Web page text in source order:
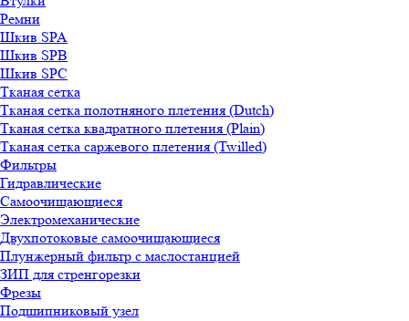
Ремни
Шкив SPA
Шкив SPB
Шкив SPC
Тканая сетка
Тканая сетка полотняного плетения (Dutch)
Тканая сетка квадратного плетения (Plain)
Тканая сетка саржевого плетения (Twilled)
Фильтры
Гидравлические
Самоочищающиеся
Электромеханические
Двухпотоковые самоочищающиеся
Плунжерный фильтр с маслостанцией
ЗИП для стренгорезки
Фрезы
Подшипниковый узел